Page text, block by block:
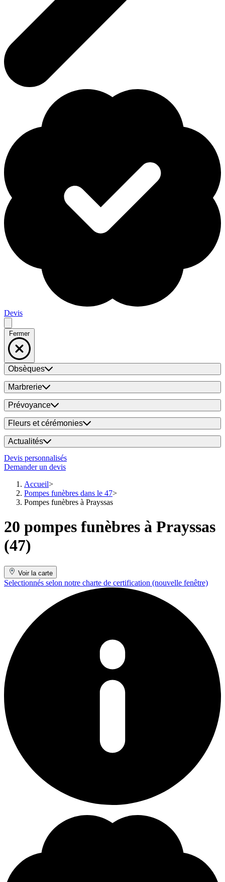
Devis
Fermer
Obsèques
Marbrerie
Prévoyance
Fleurs et cérémonies
Actualités
Devis personnalisés
Demander un devis
Accueil
Pompes funèbres dans le 47
Pompes funèbres à Prayssas
20 pompes funèbres à Prayssas
(47)
Voir la carte
Selectionnés selon notre charte de certification (nouvelle fenêtre)